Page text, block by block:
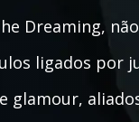
Dreaming,
ligados por
glamour,